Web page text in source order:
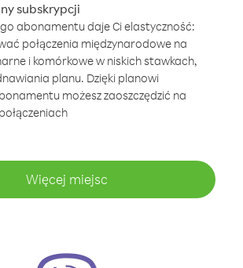
subskrypcji
abonamentu daje Ci elastyczność:
połączenia międzynarodowe na
i komórkowe w niskich stawkach,
planu. Dzięki planowi
możesz zaoszczędzić na
Więcej miejsc